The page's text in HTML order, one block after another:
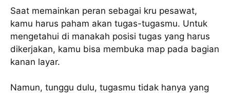
Saat memainkan peran sebagai kru pesawat,
kamu harus paham akan tugas-tugasmu. Untuk
mengetahui di manakah posisi tugas yang harus
dikerjakan, kamu bisa membuka map pada bagian
kanan layar.
Namun, tunggu dulu, tugasmu tidak hanya yang